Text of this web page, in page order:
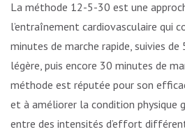
La méthode 12-5-30 est une
l’entraînement cardiovasculaire qui
minutes de marche rapide, suivies de
légère, puis encore 30 minutes de
méthode est réputée pour son
et à améliorer la condition physique
entre des intensités d’effort